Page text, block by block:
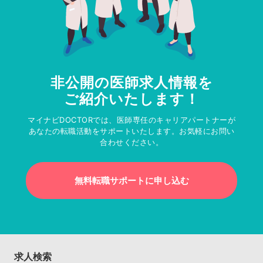
非公開の医師求人情報を
ご紹介いたします！
マイナビDOCTORでは、医師専任のキャリアパートナーが
あなたの転職活動をサポートいたします。お気軽にお問い
合わせください。
無料転職サポートに申し込む
求人検索